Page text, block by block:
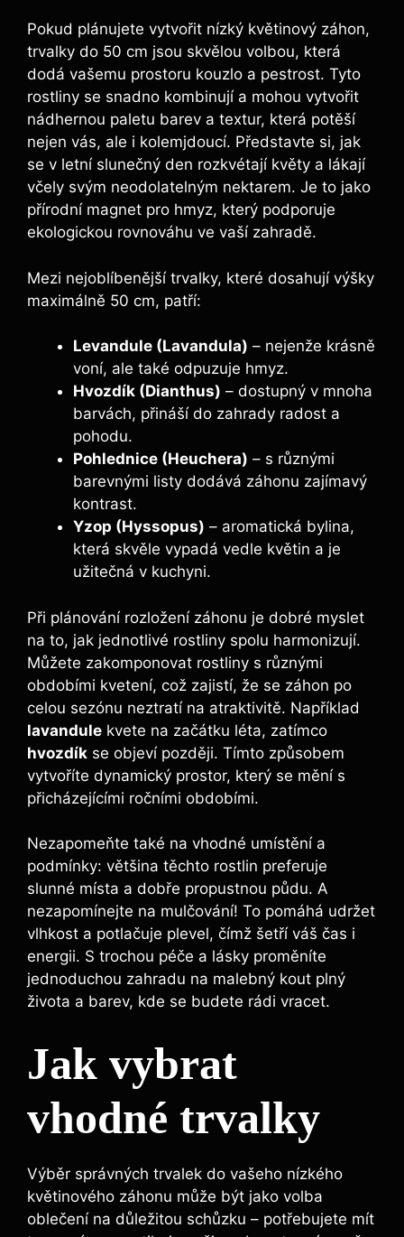
Pokud plánujete vytvořit nízký květinový záhon,
trvalky do 50 cm jsou skvělou volbou, která
dodá vašemu prostoru kouzlo a pestrost. Tyto
rostliny se snadno kombinují a mohou vytvořit
nádhernou paletu barev a textur, která potěší
nejen vás, ale i kolemjdoucí. Představte si, jak
se v letní slunečný den rozkvétají květy a lákají
včely svým neodolatelným nektarem. Je to jako
přírodní magnet pro hmyz, který podporuje
ekologickou rovnováhu ve vaší zahradě.
Mezi nejoblíbenější trvalky, které dosahují výšky
maximálně 50 cm, patří:
Levandule (Lavandula) – nejenže krásně
voní, ale také odpuzuje hmyz.
Hvozdík (Dianthus) – dostupný v mnoha
barvách, přináší do zahrady radost a
pohodu.
Pohlednice (Heuchera) – s různými
barevnými listy dodává záhonu zajímavý
kontrast.
Yzop (Hyssopus) – aromatická bylina,
která skvěle vypadá vedle květin a je
užitečná v kuchyni.
Při plánování rozložení záhonu je dobré myslet
na to, jak jednotlivé rostliny spolu harmonizují.
Můžete zakomponovat rostliny s různými
obdobími kvetení, což zajistí, že se záhon po
celou sezónu neztratí na atraktivitě. Například
lavandule kvete na začátku léta, zatímco
hvozdík se objeví později. Tímto způsobem
vytvoříte dynamický prostor, který se mění s
přicházejícími ročními obdobími.
Nezapomeňte také na vhodné umístění a
podmínky: většina těchto rostlin preferuje
slunné místa a dobře propustnou půdu. A
nezapomínejte na mulčování! To pomáhá udržet
vlhkost a potlačuje plevel, čímž šetří váš čas i
energii. S trochou péče a lásky proměníte
jednoduchou zahradu na malebný kout plný
života a barev, kde se budete rádi vracet.
Jak vybrat
vhodné trvalky
Výběr správných trvalek do vašeho nízkého
květinového záhonu může být jako volba
oblečení na důležitou schůzku – potřebujete mít